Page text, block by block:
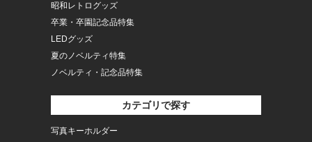
昭和レトログッズ
卒業・卒園記念品特集
LEDグッズ
夏のノベルティ特集
ノベルティ・記念品特集
カテゴリで探す
写真キーホルダー